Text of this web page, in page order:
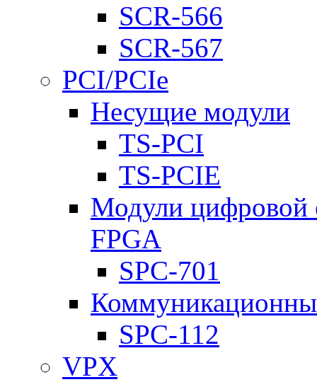
SCR-566
SCR-567
PCI/PCIe
Несущие модули
TS-PCI
TS-PCIE
Модули цифровой
FPGA
SPC-701
SPC-112
VPX